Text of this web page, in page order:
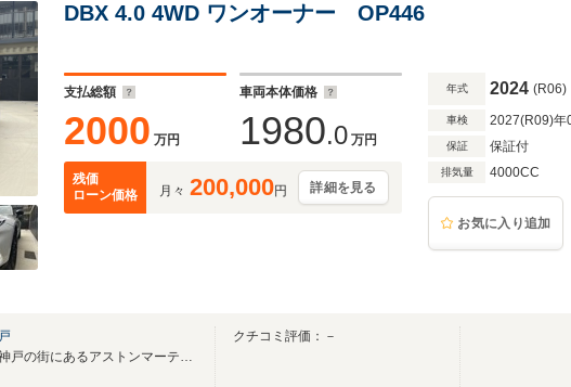
DBX 4.0 4WD ワンオーナー OP446
支払総額
2000 万円
車両本体価格
1980.0 万円
残価
ローン価格
月々 200,000円 詳細を見る
年式 2024 (R06)
車検 2027(R09)年
保証 保証付
排気量 4000CC
お気に入り追加
イギリスとも縁の深い神戸の街にあるアストンマーティン正規ディーラー
クチコミ評価：－